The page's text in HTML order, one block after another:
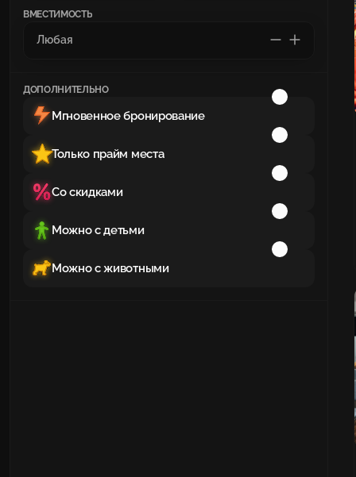
ВМЕСТИМОСТЬ
ДОПОЛНИТЕЛЬНО
Мгновенное бронирование
Только прайм места
Со скидками
Можно с детьми
Можно с животными